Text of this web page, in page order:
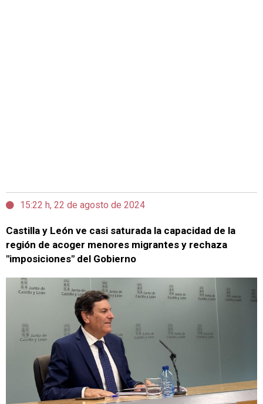
15:22 h, 22 de agosto de 2024
Castilla y León ve casi saturada la capacidad de la
región de acoger menores migrantes y rechaza
"imposiciones" del Gobierno